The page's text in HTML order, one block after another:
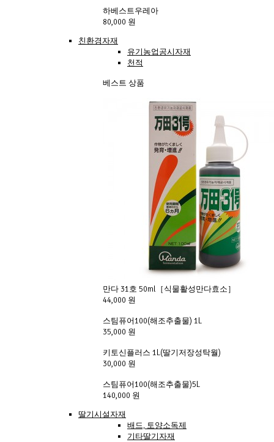
하베스트우레아
80,000 원
친환경자재
유기농업공시자재
천적
베스트 상품
만다 31호 50ml［식물활성만다효소］
44,000 원
스팀퓨어100(해조추출물) 1L
35,000 원
키토신플러스 1L(딸기저장성탁월)
30,000 원
스팀퓨어100(해조추출물)5L
140,000 원
딸기시설자재
배드, 토양소독제
기타딸기자재